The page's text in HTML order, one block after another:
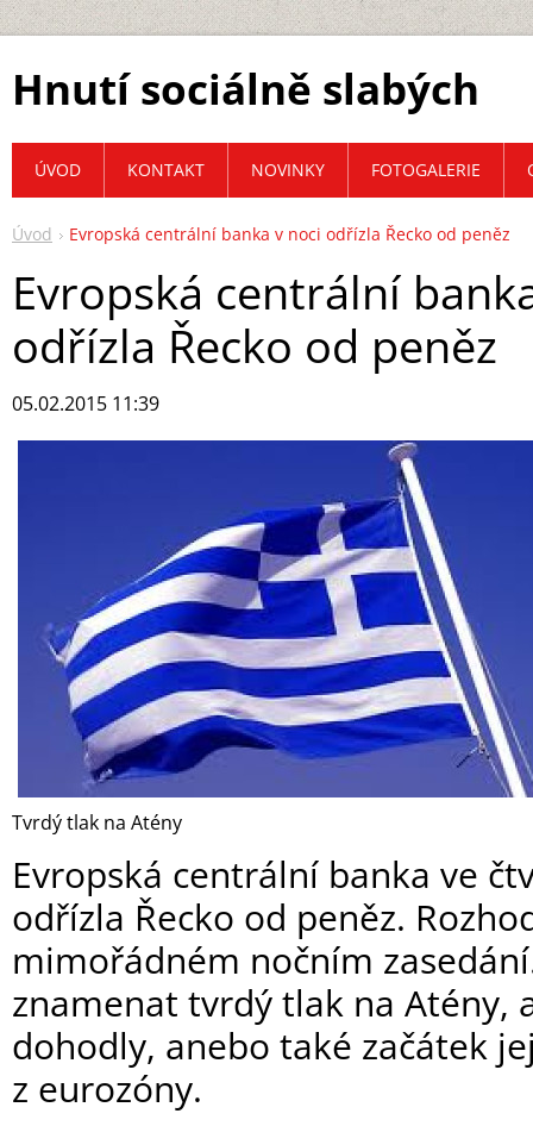
Hnutí sociálně slabých
Úvod Evropská centrální banka v noci odřízla Řecko od peněz
Evropská centrální
odřízla Řecko od peněz
05.02.2015 11:39
Tvrdý tlak na Atény
Evropská centrální banka ve
odřízla Řecko od peněz.
mimořádném nočním
znamenat tvrdý tlak na Atény,
dohodly, anebo také začátek
z eurozóny.
ÚVOD KONTAKT NOVINKY FOTOGALERIE